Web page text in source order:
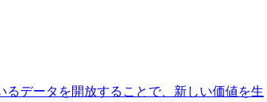
るデータを開放することで、新しい価値を生